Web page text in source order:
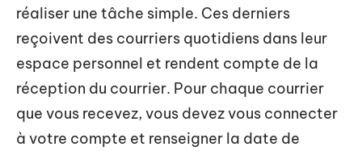
réaliser une tâche simple. Ces derniers
reçoivent des courriers quotidiens dans leur
espace personnel et rendent compte de la
réception du courrier. Pour chaque courrier
que vous recevez, vous devez vous connecter
à votre compte et renseigner la date de